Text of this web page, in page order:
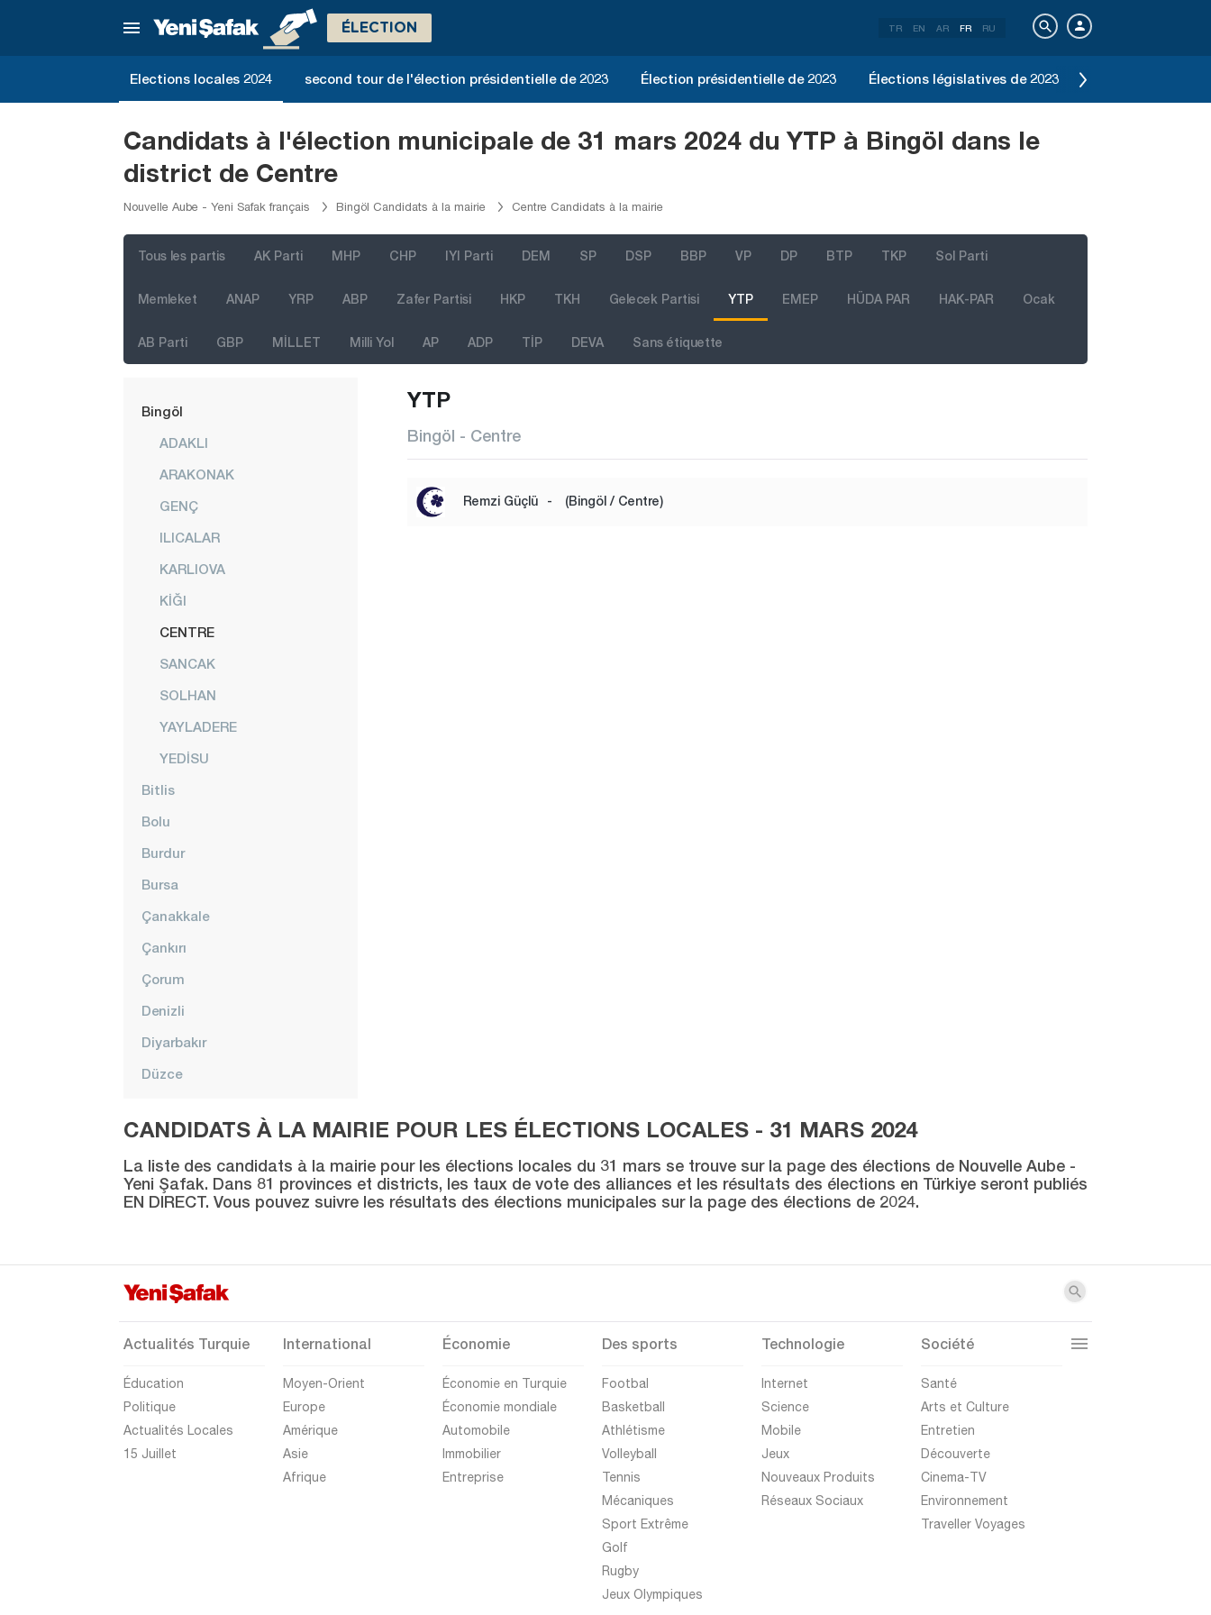
ÉLECTION TR EN AR FR RU
Elections locales 2024 second tour de l'élection présidentielle de 2023 Élection présidentielle de 2023 Élections législatives de 2023
Candidats à l'élection municipale de 31 mars 2024 du YTP à Bingöl dans le
district de Centre
Nouvelle Aube - Yeni Safak français Bingöl Candidats à la mairie Centre Candidats à la mairie
Tous les partis AK Parti MHP CHP IYI Parti DEM SP DSP BBP VP DP BTP TKP Sol Parti
Memleket ANAP YRP ABP Zafer Partisi HKP TKH Gelecek Partisi YTP EMEP HÜDA PAR HAK-PAR Ocak
AB Parti GBP MİLLET Milli Yol AP ADP TİP DEVA Sans étiquette
Ağrı
Balıkesir
Bayburt
Bingöl
ADAKLI
ARAKONAK
GENÇ
ILICALAR
KARLIOVA
KİĞI
CENTRE
SANCAK
SOLHAN
YAYLADERE
YEDİSU
Bitlis
Bolu
Burdur
Bursa
Çanakkale
Çankırı
Çorum
Denizli
Diyarbakır
Düzce
Elazığ
Erzincan
Erzurum
Gaziantep
Giresun
Gümüşhane
Hatay
Isparta
YTP
Bingöl - Centre
Remzi Güçlü - (Bingöl / Centre)
CANDIDATS À LA MAIRIE POUR LES ÉLECTIONS LOCALES - 31 MARS 2024
La liste des candidats à la mairie pour les élections locales du 31 mars se trouve sur la page des élections de Nouvelle Aube -
Yeni Şafak. Dans 81 provinces et districts, les taux de vote des alliances et les résultats des élections en Türkiye seront publiés
EN DIRECT. Vous pouvez suivre les résultats des élections municipales sur la page des élections de 2024.
Actualités Turquie
Éducation
Politique
Actualités Locales
15 Juillet
International
Moyen-Orient
Europe
Amérique
Asie
Afrique
Économie
Économie en Turquie
Économie mondiale
Automobile
Immobilier
Entreprise
Des sports
Footbal
Basketball
Athlétisme
Volleyball
Tennis
Mécaniques
Sport Extrême
Golf
Rugby
Jeux Olympiques
Technologie
Internet
Science
Mobile
Jeux
Nouveaux Produits
Réseaux Sociaux
Société
Santé
Arts et Culture
Entretien
Découverte
Cinema-TV
Environnement
Traveller Voyages